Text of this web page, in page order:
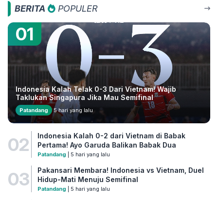
BERITA POPULER
01
Indonesia Kalah Telak 0-3 Dari Vietnam! Wajib
Taklukan Singapura Jika Mau Semifinal
Patandang 5 hari yang lalu
02
Indonesia Kalah 0-2 dari Vietnam di Babak
Pertama! Ayo Garuda Balikan Babak Dua
Patandang | 5 hari yang lalu
03
Pakansari Membara! Indonesia vs Vietnam, Duel
Hidup-Mati Menuju Semifinal
Patandang | 5 hari yang lalu